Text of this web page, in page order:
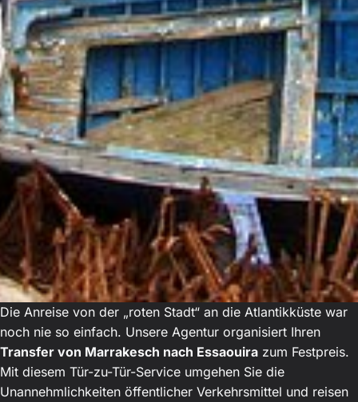
Die Anreise von der „roten Stadt“ an die Atlantikküste war
noch nie so einfach. Unsere Agentur organisiert Ihren
Transfer von Marrakesch nach Essaouira zum Festpreis.
Mit diesem Tür-zu-Tür-Service umgehen Sie die
Unannehmlichkeiten öffentlicher Verkehrsmittel und reisen